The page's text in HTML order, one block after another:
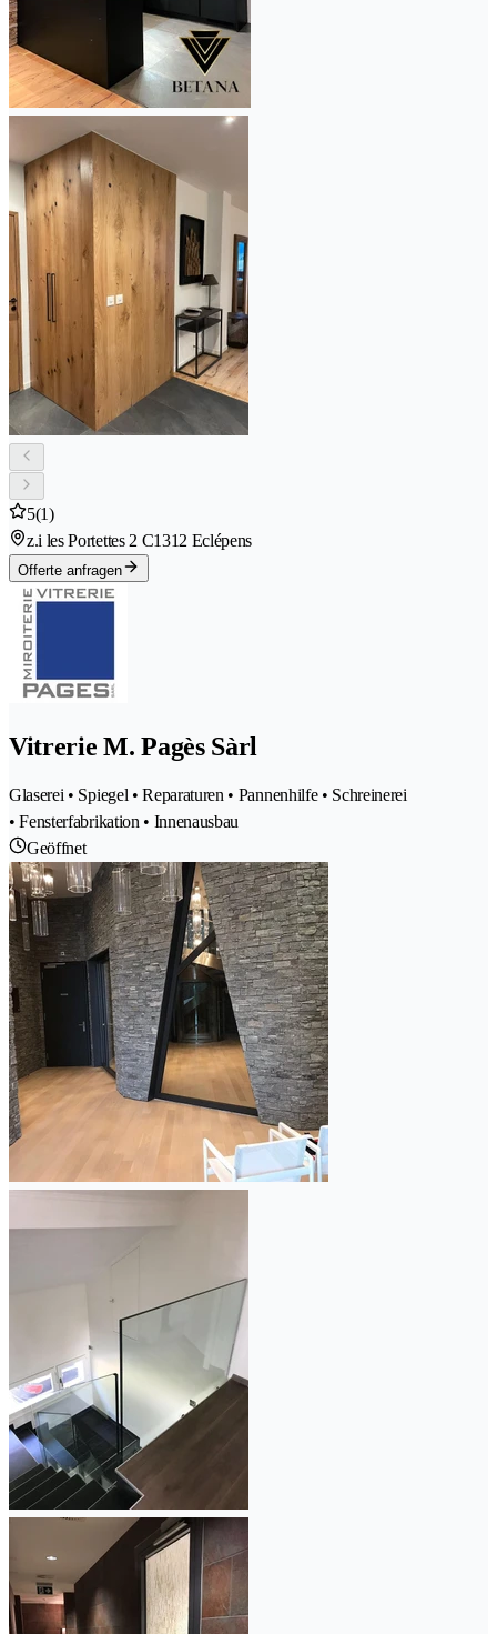
5(1)
z.i les Portettes 2 C1312 Eclépens
Offerte anfragen
Vitrerie M. Pagès Sàrl
Glaserei • Spiegel • Reparaturen • Pannenhilfe • Schreinerei
• Fensterfabrikation • Innenausbau
Geöffnet